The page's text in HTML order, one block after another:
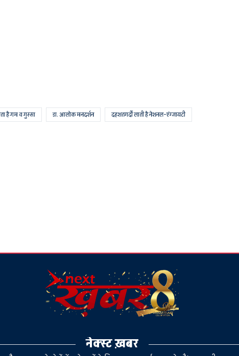
है गम व गुस्सा डा. आलोक मनदर्शन दहशतगर्दी लाती है नेशनल-एंग्जायटी
नेक्स्ट ख़बर